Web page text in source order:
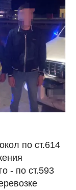
по ст.614
- по ст.593